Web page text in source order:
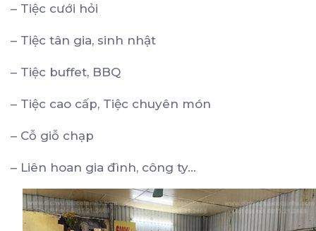
– Tiệc cưới hỏi
– Tiệc tân gia, sinh nhật
– Tiệc buffet, BBQ
– Tiệc cao cấp, Tiệc chuyên món
– Cỗ giỗ chạp
– Liên hoan gia đình, công ty…